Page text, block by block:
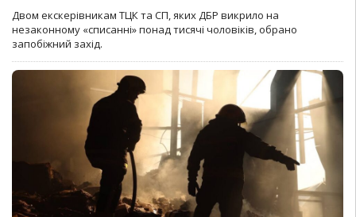
Двом екскерівникам ТЦК та СП, яких ДБР викрило на
незаконному «списанні» понад тисячі чоловіків, обрано
запобіжний захід.